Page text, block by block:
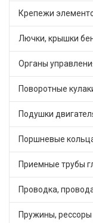
Органы
Поворотные
Подушки
Поршневые